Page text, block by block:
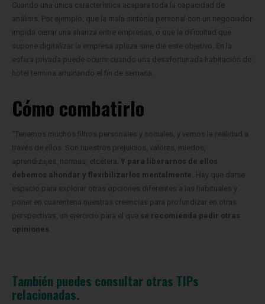
Cuando una única característica acapara toda la capacidad de
análisis. Por ejemplo, que la mala sintonía personal con un negociador
impida cerrar una alianza entre empresas, o que la dificultad que
supone digitalizar la empresa aplaza sine die este objetivo. En la
esfera privada puede ocurrir cuando una desafortunada habitación de
hotel termina arruinando el fin de semana.
Cómo combatirlo
“Tenemos muchos filtros personales y sociales, y vemos la realidad a
través de ellos. Son nuestros prejuicios, valores, miedos,
aprendizajes, normas, etcétera. Y para liberarnos de ellos
debemos ahondar y flexibilizarlos mentalmente. Hay que darse
espacio para explorar otras opciones diferentes a las habituales y
poner en cuarentena nuestras creencias para profundizar en otras
perspectivas, un ejercicio para el que se recomienda pedir otras
opiniones.
También puedes consultar otras TIPs
relacionadas.